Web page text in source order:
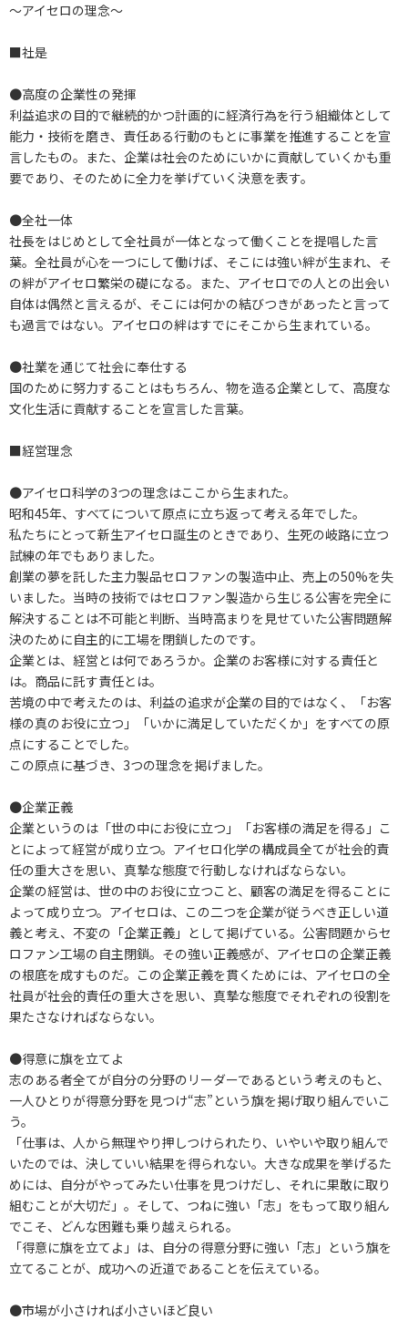
～アイセロの理念～
■社是
●高度の企業性の発揮
利益追求の目的で継続的かつ計画的に経済行為を行う組織体として
能力・技術を磨き、責任ある行動のもとに事業を推進することを宣
言したもの。また、企業は社会のためにいかに貢献していくかも重
要であり、そのために全力を挙げていく決意を表す。
●全社一体
社長をはじめとして全社員が一体となって働くことを提唱した言
葉。全社員が心を一つにして働けば、そこには強い絆が生まれ、そ
の絆がアイセロ繁栄の礎になる。また、アイセロでの人との出会い
自体は偶然と言えるが、そこには何かの結びつきがあったと言って
も過言ではない。アイセロの絆はすでにそこから生まれている。
●社業を通じて社会に奉仕する
国のために努力することはもちろん、物を造る企業として、高度な
文化生活に貢献することを宣言した言葉。
■経営理念
●アイセロ科学の3つの理念はここから生まれた。
昭和45年、すべてについて原点に立ち返って考える年でした。
私たちにとって新生アイセロ誕生のときであり、生死の岐路に立つ
試練の年でもありました。
創業の夢を託した主力製品セロファンの製造中止、売上の50%を失
いました。当時の技術ではセロファン製造から生じる公害を完全に
解決することは不可能と判断、当時高まりを見せていた公害問題解
決のために自主的に工場を閉鎖したのです。
企業とは、経営とは何であろうか。企業のお客様に対する責任と
は。商品に託す責任とは。
苦境の中で考えたのは、利益の追求が企業の目的ではなく、「お客
様の真のお役に立つ」「いかに満足していただくか」をすべての原
点にすることでした。
この原点に基づき、3つの理念を掲げました。
●企業正義
企業というのは「世の中にお役に立つ」「お客様の満足を得る」こ
とによって経営が成り立つ。アイセロ化学の構成員全てが社会的責
任の重大さを思い、真摯な態度で行動しなければならない。
企業の経営は、世の中のお役に立つこと、顧客の満足を得ることに
よって成り立つ。アイセロは、この二つを企業が従うべき正しい道
義と考え、不変の「企業正義」として掲げている。公害問題からセ
ロファン工場の自主閉鎖。その強い正義感が、アイセロの企業正義
の根底を成すものだ。この企業正義を貫くためには、アイセロの全
社員が社会的責任の重大さを思い、真摯な態度でそれぞれの役割を
果たさなければならない。
●得意に旗を立てよ
志のある者全てが自分の分野のリーダーであるという考えのもと、
一人ひとりが得意分野を見つけ“志”という旗を掲げ取り組んでいこ
う。
「仕事は、人から無理やり押しつけられたり、いやいや取り組んで
いたのでは、決していい結果を得られない。大きな成果を挙げるた
めには、自分がやってみたい仕事を見つけだし、それに果敢に取り
組むことが大切だ」。そして、つねに強い「志」をもって取り組ん
でこそ、どんな困難も乗り越えられる。
「得意に旗を立てよ」は、自分の得意分野に強い「志」という旗を
立てることが、成功への近道であることを伝えている。
●市場が小さければ小さいほど良い